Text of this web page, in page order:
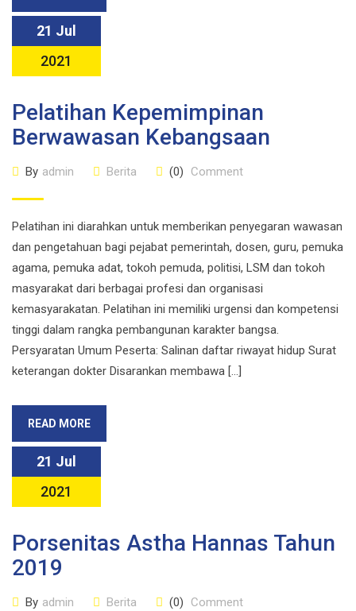
21 Jul
2021
Pelatihan Kepemimpinan
Berwawasan Kebangsaan
By admin Berita (0) Comment
Pelatihan ini diarahkan untuk memberikan penyegaran wawasan
dan pengetahuan bagi pejabat pemerintah, dosen, guru, pemuka
agama, pemuka adat, tokoh pemuda, politisi, LSM dan tokoh
masyarakat dari berbagai profesi dan organisasi
kemasyarakatan. Pelatihan ini memiliki urgensi dan kompetensi
tinggi dalam rangka pembangunan karakter bangsa.
Persyaratan Umum Peserta: Salinan daftar riwayat hidup Surat
keterangan dokter Disarankan membawa […]
READ MORE
21 Jul
2021
Porsenitas Astha Hannas Tahun
2019
By admin Berita (0) Comment